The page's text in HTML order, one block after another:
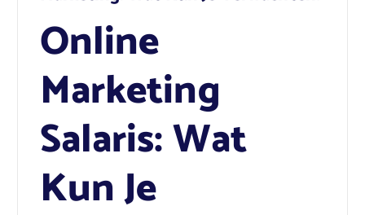
Online
Marketing
Salaris: Wat
Kun Je